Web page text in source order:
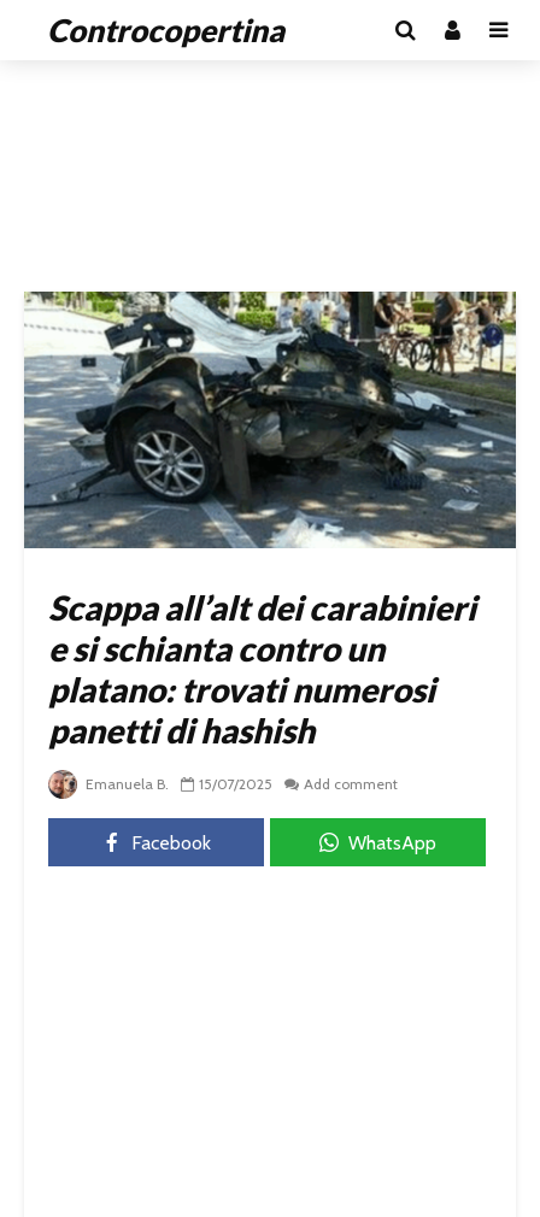
Controcopertina
Scappa all’alt dei carabinieri
e si schianta contro un
platano: trovati numerosi
panetti di hashish
Emanuela B. 15/07/2025 Add comment
Facebook WhatsApp